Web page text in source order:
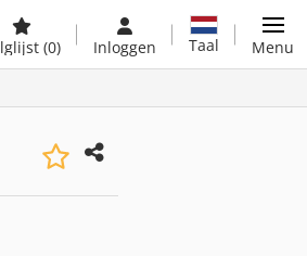
(0) Inloggen Taal Menu